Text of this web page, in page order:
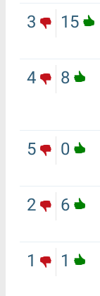
15
3
8
4
0
5
6
2
1
1